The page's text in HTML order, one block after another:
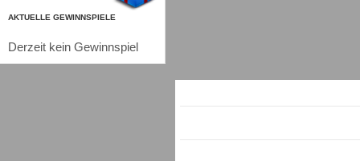
AKTUELLE GEWINNSPIELE
Derzeit kein Gewinnspiel